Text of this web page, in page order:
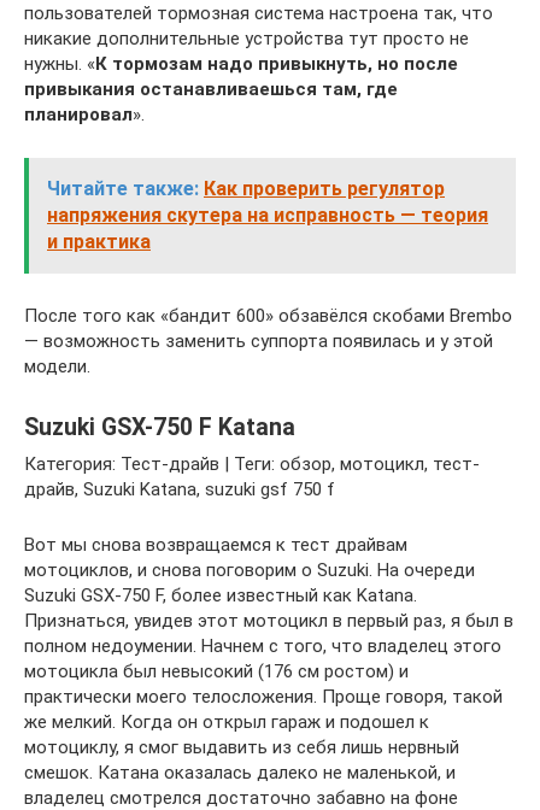
пользователей тормозная система настроена так, что
никакие дополнительные устройства тут просто не
нужны. «К тормозам надо привыкнуть, но после
привыкания останавливаешься там, где
планировал».
Читайте также: Как проверить регулятор
напряжения скутера на исправность — теория
и практика
После того как «бандит 600» обзавёлся скобами Brembo
— возможность заменить суппорта появилась и у этой
модели.
Suzuki GSX-750 F Katana
Категория: Тест-драйв | Теги: обзор, мотоцикл, тест-
драйв, Suzuki Katana, suzuki gsf 750 f
Вот мы снова возвращаемся к тест драйвам
мотоциклов, и снова поговорим о Suzuki. На очереди
Suzuki GSX-750 F, более известный как Katana.
Признаться, увидев этот мотоцикл в первый раз, я был в
полном недоумении. Начнем с того, что владелец этого
мотоцикла был невысокий (176 см ростом) и
практически моего телосложения. Проще говоря, такой
же мелкий. Когда он открыл гараж и подошел к
мотоциклу, я смог выдавить из себя лишь нервный
смешок. Катана оказалась далеко не маленькой, и
владелец смотрелся достаточно забавно на фоне